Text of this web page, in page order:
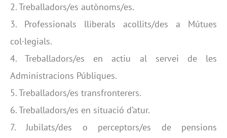
2. Treballadors/es autònoms/es.
3. Professionals lliberals acollits/des a Mútues
col·legials.
4. Treballadors/es en actiu al servei de les
Administracions Públiques.
5. Treballadors/es transfronterers.
6. Treballadors/es en situació d’atur.
7. Jubilats/des o perceptors/es de pensions